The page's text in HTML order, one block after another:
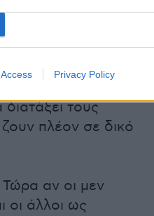
Privacy Policy
τον έλεγχο αυτών
ανεπίσημες πηγές,
είναι ότι τα
στο Κίεβο, γι' αυτό
τους
πλέον σε δικό
αν οι μεν
οι άλλοι ως